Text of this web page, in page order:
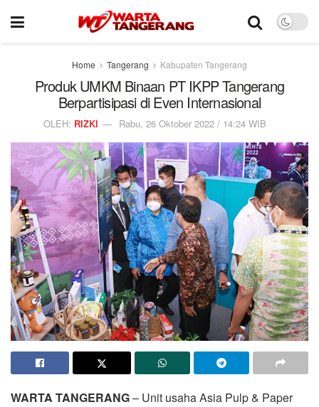
Home Tangerang Kabupaten Tangerang
Produk UMKM Binaan PT IKPP Tangerang
Berpartisipasi di Even Internasional
OLEH: RIZKI Rabu, 26 Oktober 2022 / 14:24 WIB
WARTA TANGERANG– Unit usaha Asia Pulp & Paper